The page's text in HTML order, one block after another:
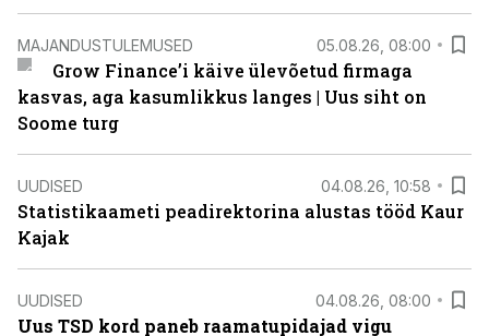
MAJANDUSTULEMUSED 05.08.26, 08:00
Grow Finance’i käive ülevõetud firmaga
kasvas, aga kasumlikkus langes | Uus siht on
Soome turg
UUDISED 04.08.26, 10:58
Statistikaameti peadirektorina alustas tööd Kaur
Kajak
UUDISED 04.08.26, 08:00
Uus TSD kord paneb raamatupidajad vigu